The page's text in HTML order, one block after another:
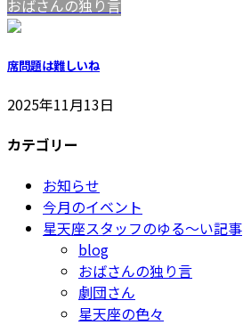
おばさんの独り言
席問題は難しいね
2025年11月13日
カテゴリー
お知らせ
今月のイベント
星天座スタッフのゆる～い記事
blog
おばさんの独り言
劇団さん
星天座の色々